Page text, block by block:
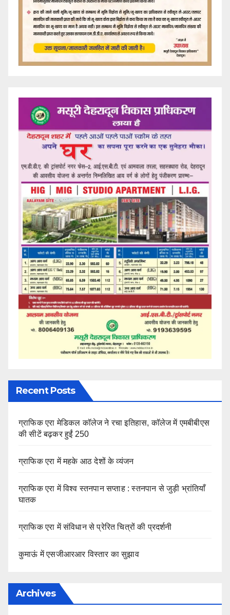
Recent Posts
ग्राफिक एरा मेडिकल कॉलेज ने रचा इतिहास, कॉलेज में एमबीबीएस
की सीटें बढ़कर हुईं 250
ग्राफिक एरा में महके आठ देशों के व्यंजन
ग्राफिक एरा में विश्व स्तनपान सप्ताह : स्तनपान से जुड़ी भ्रांतियाँ
घातक
ग्राफिक एरा में संविधान से प्रेरित चित्रों की प्रदर्शनी
कुमाऊं में एसजीआरआर विस्तार का सुझाव
Archives